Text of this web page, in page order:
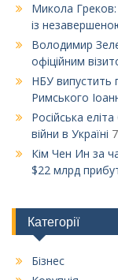
Микола
із
Володимир
офіційним
НБУ випустить
Римського
Російська
війни в Україні
Кім Чен Ин за
$22 млрд
Категорії
Бізнес